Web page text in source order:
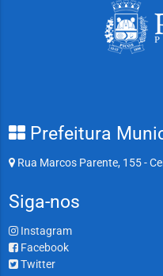
Prefeitura
Rua Marcos Parente, 155 -
Siga-nos
Instagram
Facebook
Twitter